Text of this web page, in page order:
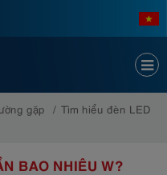
gặp
Tìm hiểu đèn LED
BAO NHIÊU W?